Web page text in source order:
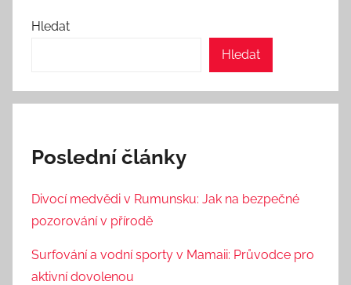
Hledat
Hledat
Poslední články
Divocí medvědi v Rumunsku: Jak na bezpečné
pozorování v přírodě
Surfování a vodní sporty v Mamaii: Průvodce pro
aktivní dovolenou